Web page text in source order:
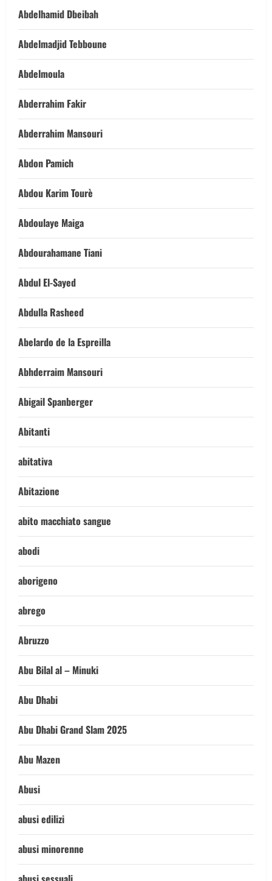
Abdelhamid Dbeibah
Abdelmadjid Tebboune
Abdelmoula
Abderrahim Fakir
Abderrahim Mansouri
Abdon Pamich
Abdou Karim Tourè
Abdoulaye Maiga
Abdourahamane Tiani
Abdul El-Sayed
Abdulla Rasheed
Abelardo de la Espreilla
Abhderraim Mansouri
Abigail Spanberger
Abitanti
abitativa
Abitazione
abito macchiato sangue
abodi
aborigeno
abrego
Abruzzo
Abu Bilal al – Minuki
Abu Dhabi
Abu Dhabi Grand Slam 2025
Abu Mazen
Abusi
abusi edilizi
abusi minorenne